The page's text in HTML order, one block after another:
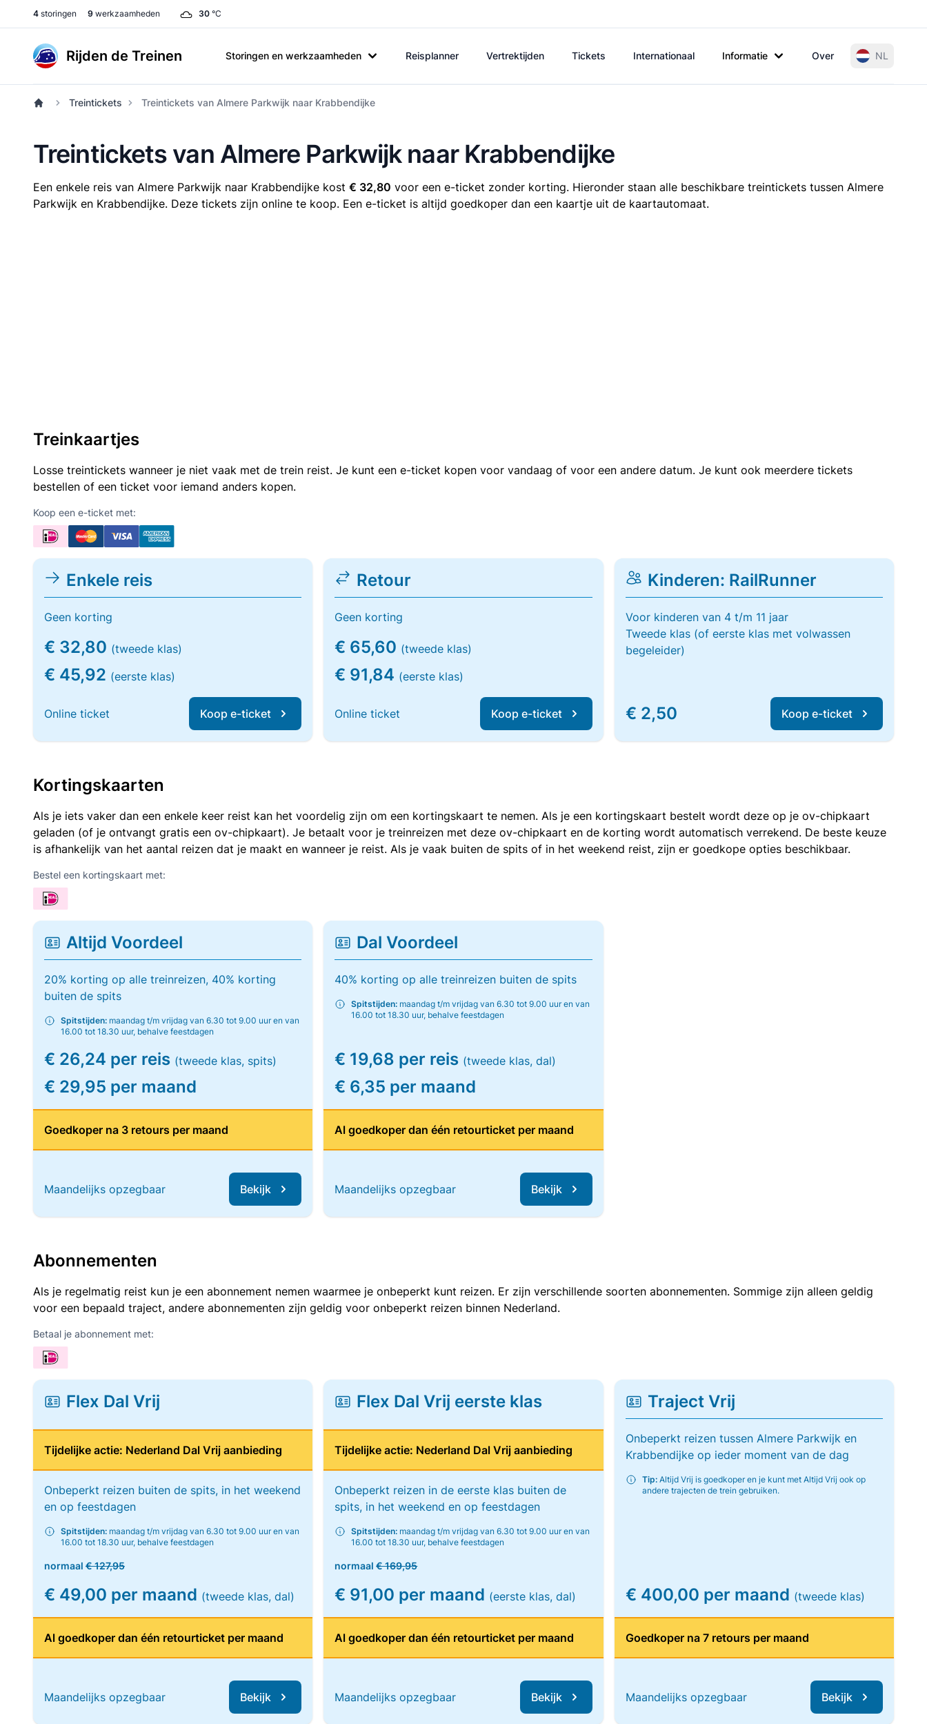
4 storingen 9 werkzaamheden 30 °C
Rijden de Treinen Storingen en werkzaamheden Reisplanner Vertrektijden Tickets Internationaal Informatie Over NL
Treintickets Treintickets van Almere Parkwijk naar Krabbendijke
Treintickets van Almere Parkwijk naar Krabbendijke
Een enkele reis van Almere Parkwijk naar Krabbendijke kost € 32,80 voor een e-ticket zonder korting. Hieronder staan alle beschikbare treintickets tussen Almere
Parkwijk en Krabbendijke. Deze tickets zijn online te koop. Een e-ticket is altijd goedkoper dan een kaartje uit de kaartautomaat.
Treinkaartjes
Losse treintickets wanneer je niet vaak met de trein reist. Je kunt een e-ticket kopen voor vandaag of voor een andere datum. Je kunt ook meerdere tickets
bestellen of een ticket voor iemand anders kopen.
Koop een e-ticket met:
Enkele reis
Geen korting
€ 32,80 (tweede klas)
€ 45,92 (eerste klas)
Online ticket Koop e-ticket
Retour
Geen korting
€ 65,60 (tweede klas)
€ 91,84 (eerste klas)
Online ticket Koop e-ticket
Kinderen: RailRunner
Voor kinderen van 4 t/m 11 jaar
Tweede klas (of eerste klas met volwassen
begeleider)
€ 2,50 Koop e-ticket
Kortingskaarten
Als je iets vaker dan een enkele keer reist kan het voordelig zijn om een kortingskaart te nemen. Als je een kortingskaart bestelt wordt deze op je ov-chipkaart
geladen (of je ontvangt gratis een ov-chipkaart). Je betaalt voor je treinreizen met deze ov-chipkaart en de korting wordt automatisch verrekend. De beste keuze
is afhankelijk van het aantal reizen dat je maakt en wanneer je reist. Als je vaak buiten de spits of in het weekend reist, zijn er goedkope opties beschikbaar.
Bestel een kortingskaart met:
Altijd Voordeel
20% korting op alle treinreizen, 40% korting
buiten de spits
Spitstijden: maandag t/m vrijdag van 6.30 tot 9.00 uur en van
16.00 tot 18.30 uur, behalve feestdagen
€ 26,24 per reis (tweede klas, spits)
€ 29,95 per maand
Goedkoper na 3 retours per maand
Maandelijks opzegbaar Bekijk
Dal Voordeel
40% korting op alle treinreizen buiten de spits
Spitstijden: maandag t/m vrijdag van 6.30 tot 9.00 uur en van
16.00 tot 18.30 uur, behalve feestdagen
€ 19,68 per reis (tweede klas, dal)
€ 6,35 per maand
Al goedkoper dan één retourticket per maand
Maandelijks opzegbaar Bekijk
Abonnementen
Als je regelmatig reist kun je een abonnement nemen waarmee je onbeperkt kunt reizen. Er zijn verschillende soorten abonnementen. Sommige zijn alleen geldig
voor een bepaald traject, andere abonnementen zijn geldig voor onbeperkt reizen binnen Nederland.
Betaal je abonnement met:
Flex Dal Vrij
Tijdelijke actie: Nederland Dal Vrij aanbieding
Onbeperkt reizen buiten de spits, in het weekend
en op feestdagen
Spitstijden: maandag t/m vrijdag van 6.30 tot 9.00 uur en van
16.00 tot 18.30 uur, behalve feestdagen
normaal € 127,95
€ 49,00 per maand (tweede klas, dal)
Al goedkoper dan één retourticket per maand
Maandelijks opzegbaar Bekijk
Flex Dal Vrij eerste klas
Tijdelijke actie: Nederland Dal Vrij aanbieding
Onbeperkt reizen in de eerste klas buiten de
spits, in het weekend en op feestdagen
Spitstijden: maandag t/m vrijdag van 6.30 tot 9.00 uur en van
16.00 tot 18.30 uur, behalve feestdagen
normaal€ 169,95
€ 91,00 per maand (eerste klas, dal)
Al goedkoper dan één retourticket per maand
Maandelijks opzegbaar Bekijk
Traject Vrij
Onbeperkt reizen tussen Almere Parkwijk en
Krabbendijke op ieder moment van de dag
Tip:Altijd Vrij is goedkoper en je kunt met Altijd Vrij ook op
andere trajecten de trein gebruiken.
€ 400,00 per maand (tweede klas)
Goedkoper na 7 retours per maand
Maandelijks opzegbaar Bekijk